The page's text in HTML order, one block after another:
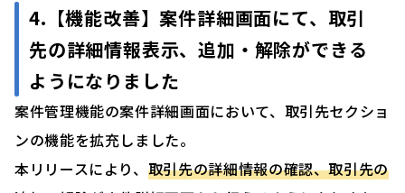
4.【機能改善】案件詳細画面にて、取引
先の詳細情報表示、追加・解除ができる
ようになりました
案件管理機能の案件詳細画面において、取引先セクショ
ンの機能を拡充しました。
本リリースにより、 取引先の詳細情報の確認、取引先の